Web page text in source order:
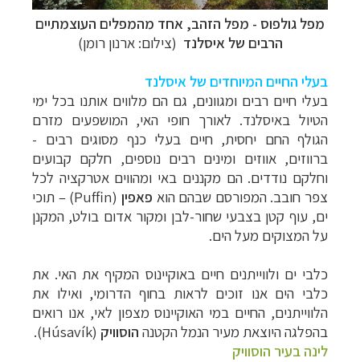
מפל גולפוס - מפל הזהב, אחד מהמפלים העוצמתיים
הרבים של איסלנד (צילום: ארנון רומן)
בעלי החיים המיוחדים של איסלנד
בעלי חיים רבים ומגוונים, גם הם מלווים אותנו בכל ימי
הטיול באיסלנד. לאורך חופי האי, המושפעים מזרם
הגולף החם יחסית, חיים בעלי כנף מסוגים רבים -
ברווזים, אווזים ומינים רבים נוספים, חלקם קבועים
וחלקם נודדים. הם מקננים באי ומהווים אטרקציה לכל
צפר חובב. המפורסם שבהם הוא פאפין (
Puffin) – תוכי
ים, עוף קטן בצבעי שחור-לבן ומקור אדום בולט, המקנן
על המצוקים מעל הים.
כלבי ים ולווייתנים חיים באוקיינוס המקיף את האי. את
כלבי הים אנו זוכים לראות בחוף הדרומי, ואילו את
הלווייתנים, החיים במי האוקיינוס מצפון לאי, אנו רואים
בהפלגה היוצאת מעיר הנמל הקטנה הוסוויק (
Húsavík
).
לינה בעיר הוסוויק